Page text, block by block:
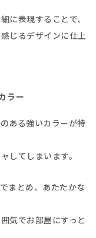
に表現することで、
じるデザインに仕上
ラー
ある強いカラーが特
してしまいます。
まとめ、あたたかな
気でお部屋にすっと